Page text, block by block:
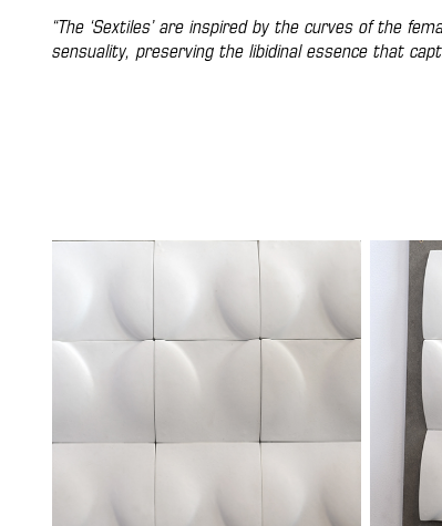
“The ‘Sextiles’ are inspired by the curves of the
sensuality, preserving the libidinal essence that